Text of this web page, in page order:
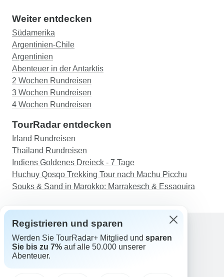
Weiter entdecken
Südamerika
Argentinien-Chile
Argentinien
Abenteuer in der Antarktis
2 Wochen Rundreisen
3 Wochen Rundreisen
4 Wochen Rundreisen
TourRadar entdecken
Irland Rundreisen
Thailand Rundreisen
Indiens Goldenes Dreieck - 7 Tage
Huchuy Qosqo Trekking Tour nach Machu Picchu
Souks & Sand in Marokko: Marrakesch & Essaouira
Support
Kontakt
Registrieren und sparen
Werden Sie TourRadar+ Mitglied und sparen
Sie bis zu 7% auf alle 50.000 unserer
Abenteuer.